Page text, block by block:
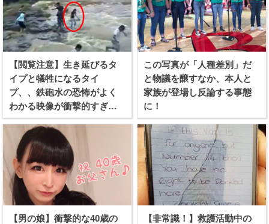
【閲覧注意】生き延びるタ
イプと犠牲になるタイ
プ、、鉄砲水の恐怖がよく
わかる映像が衝撃的すぎ
る！
この写真が「人種差別」だ
と物議を醸すなか、本人と
家族が登場し反論する事態
に！
【男の娘】衝撃的な40歳の
【非常識！】救護活動中の